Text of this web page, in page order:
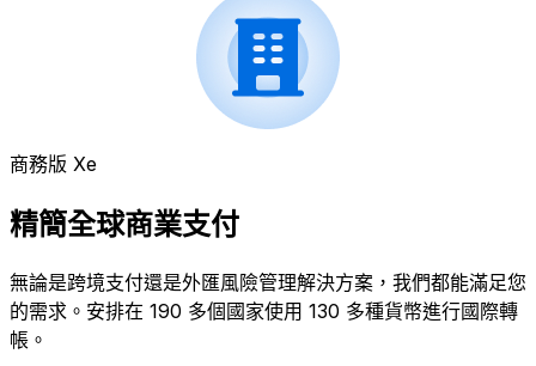
商務版 Xe
精簡全球商業支付
無論是跨境支付還是外匯風險管理解決方案，我們都能滿足您
的需求。安排在 190 多個國家使用 130 多種貨幣進行國際轉
帳。